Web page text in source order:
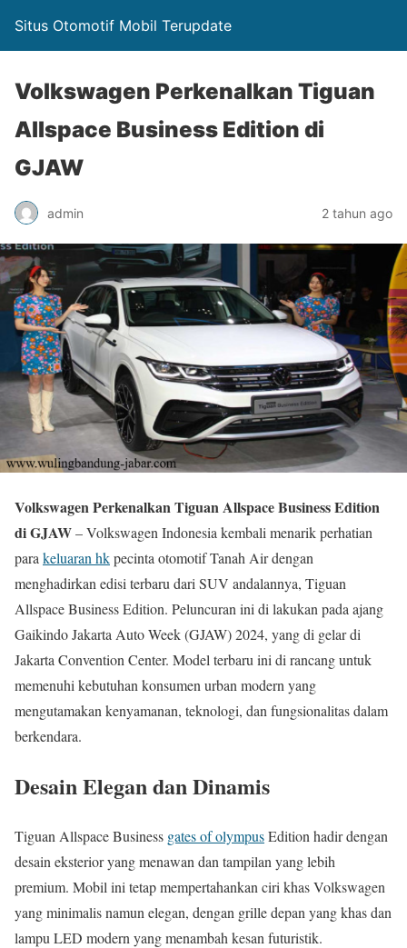
Situs Otomotif Mobil Terupdate
Volkswagen Perkenalkan Tiguan
Allspace Business Edition di
GJAW
admin 2 tahun ago
Volkswagen Perkenalkan Tiguan Allspace Business Edition
di GJAW– Volkswagen Indonesia kembali menarik perhatian
para keluaran hkpecinta otomotif Tanah Air dengan
menghadirkan edisi terbaru dari SUV andalannya, Tiguan
Allspace Business Edition. Peluncuran ini di lakukan pada ajang
Gaikindo Jakarta Auto Week (GJAW) 2024, yang di gelar di
Jakarta Convention Center. Model terbaru ini di rancang untuk
memenuhi kebutuhan konsumen urban modern yang
mengutamakan kenyamanan, teknologi, dan fungsionalitas dalam
berkendara.
Desain Elegan dan Dinamis
Tiguan Allspace Business gates of olympusEdition hadir dengan
desain eksterior yang menawan dan tampilan yang lebih
premium. Mobil ini tetap mempertahankan ciri khas Volkswagen
yang minimalis namun elegan, dengan grille depan yang khas dan
lampu LED modern yang menambah kesan futuristik.